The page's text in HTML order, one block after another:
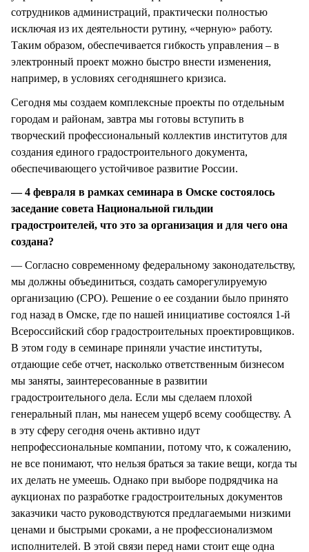
сотрудников администраций, практически полностью
исключая из их деятельности рутину, «черную» работу.
Таким образом, обеспечивается гибкость управления – в
электронный проект можно быстро внести изменения,
например, в условиях сегодняшнего кризиса.
Сегодня мы создаем комплексные проекты по отдельным
городам и районам, завтра мы готовы вступить в
творческий профессиональный коллектив институтов для
создания единого градостроительного документа,
обеспечивающего устойчивое развитие России.
— 4 февраля в рамках семинара в Омске состоялось
заседание совета Национальной гильдии
градостроителей, что это за организация и для чего она
создана?
— Согласно современному федеральному законодательству,
мы должны объединиться, создать саморегулируемую
организацию (СРО). Решение о ее создании было принято
год назад в Омске, где по нашей инициативе состоялся 1-й
Всероссийский сбор градостроительных проектировщиков.
В этом году в семинаре приняли участие институты,
отдающие себе отчет, насколько ответственным бизнесом
мы заняты, заинтересованные в развитии
градостроительного дела. Если мы сделаем плохой
генеральный план, мы нанесем ущерб всему сообществу. А
в эту сферу сегодня очень активно идут
непрофессиональные компании, потому что, к сожалению,
не все понимают, что нельзя браться за такие вещи, когда ты
их делать не умеешь. Однако при выборе подрядчика на
аукционах по разработке градостроительных документов
заказчики часто руководствуются предлагаемыми низкими
ценами и быстрыми сроками, а не профессионализмом
исполнителей. В этой связи перед нами стоит еще одна